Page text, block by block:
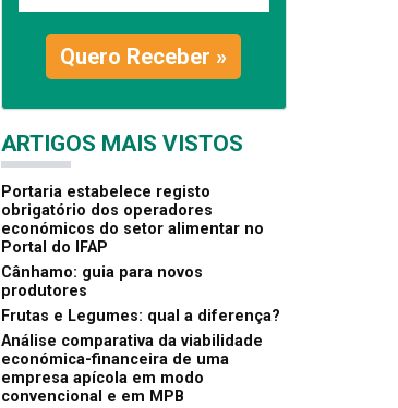
Quero Receber »
ARTIGOS MAIS VISTOS
Portaria estabelece registo
obrigatório dos operadores
económicos do setor alimentar no
Portal do IFAP
Cânhamo: guia para novos
produtores
Frutas e Legumes: qual a diferença?
Análise comparativa da viabilidade
económica-financeira de uma
empresa apícola em modo
convencional e em MPB